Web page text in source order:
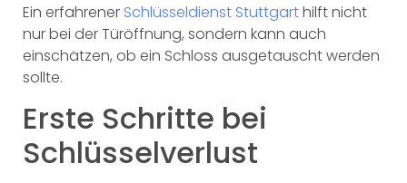
Ein erfahrener Schlüsseldienst Stuttgarthilft nicht
nur bei der Türöffnung, sondern kann auch
einschätzen, ob ein Schloss ausgetauscht werden
sollte.
Erste Schritte bei
Schlüsselverlust